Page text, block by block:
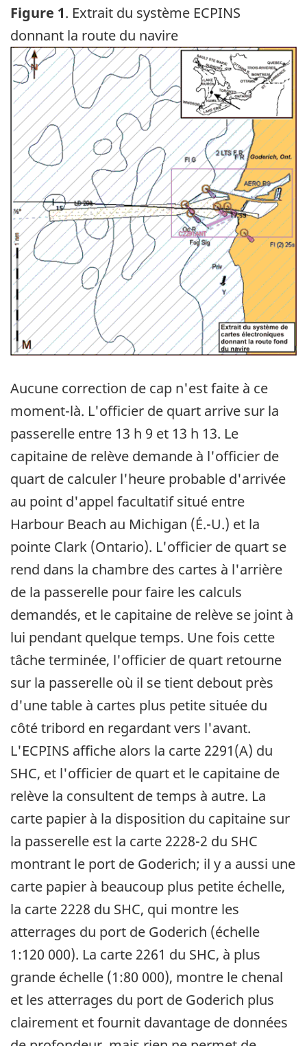
Figure 1. Extrait du système ECPINS
donnant la route du navire
Image
Aucune correction de cap n'est faite à ce
moment-là. L'officier de quart arrive sur la
passerelle entre 13 h 9 et 13 h 13. Le
capitaine de relève demande à l'officier de
quart de calculer l'heure probable d'arrivée
au point d'appel facultatif situé entre
Harbour Beach au Michigan (É.-U.) et la
pointe Clark (Ontario). L'officier de quart se
rend dans la chambre des cartes à l'arrière
de la passerelle pour faire les calculs
demandés, et le capitaine de relève se joint à
lui pendant quelque temps. Une fois cette
tâche terminée, l'officier de quart retourne
sur la passerelle où il se tient debout près
d'une table à cartes plus petite située du
côté tribord en regardant vers l'avant.
L'ECPINS affiche alors la carte 2291(A) du
SHC, et l'officier de quart et le capitaine de
relève la consultent de temps à autre. La
carte papier à la disposition du capitaine sur
la passerelle est la carte 2228-2 du SHC
montrant le port de Goderich; il y a aussi une
carte papier à beaucoup plus petite échelle,
la carte 2228 du SHC, qui montre les
atterrages du port de Goderich (échelle
1:120 000). La carte 2261 du SHC, à plus
grande échelle (1:80 000), montre le chenal
et les atterrages du port de Goderich plus
clairement et fournit davantage de données